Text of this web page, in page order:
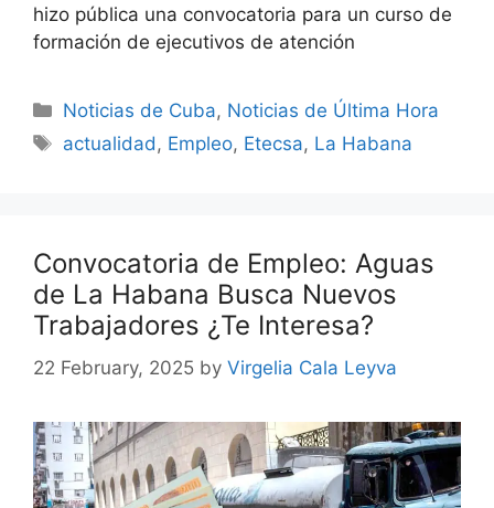
hizo pública una convocatoria para un curso de
formación de ejecutivos de atención
Categories
Noticias de Cuba, Noticias de Última Hora
Tags
actualidad, Empleo, Etecsa, La Habana
Convocatoria de Empleo: Aguas
de La Habana Busca Nuevos
Trabajadores ¿Te Interesa?
22 February, 2025 by Virgelia Cala Leyva